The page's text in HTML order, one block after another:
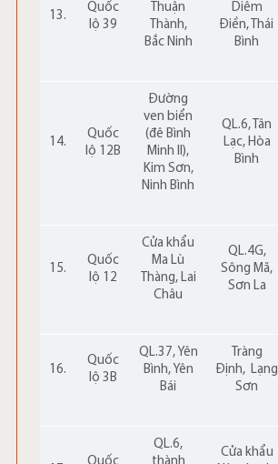
13.
Quốc
lộ 39
Thuận
Thành,
Bắc Ninh
Diêm
Điền, Thái
Bình
14.
Quốc
lộ 12B
Đường
ven biển
(đê Bình
Minh II),
Kim Sơn,
Ninh Bình
QL.6, Tân
Lạc, Hòa
Bình
15.
Quốc
lộ 12
Cửa khẩu
Ma Lù
Thàng, Lai
Châu
QL.4G,
Sông Mã,
Sơn La
16.
Quốc
lộ 3B
QL.37, Yên
Bình, Yên
Bái
Tràng
Định, Lạng
Sơn
QL.6,
Cửa khẩu